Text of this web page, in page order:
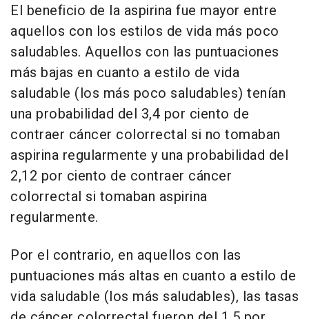
El beneficio de la aspirina fue mayor entre
aquellos con los estilos de vida más poco
saludables. Aquellos con las puntuaciones
más bajas en cuanto a estilo de vida
saludable (los más poco saludables) tenían
una probabilidad del 3,4 por ciento de
contraer cáncer colorrectal si no tomaban
aspirina regularmente y una probabilidad del
2,12 por ciento de contraer cáncer
colorrectal si tomaban aspirina
regularmente.
Por el contrario, en aquellos con las
puntuaciones más altas en cuanto a estilo de
vida saludable (los más saludables), las tasas